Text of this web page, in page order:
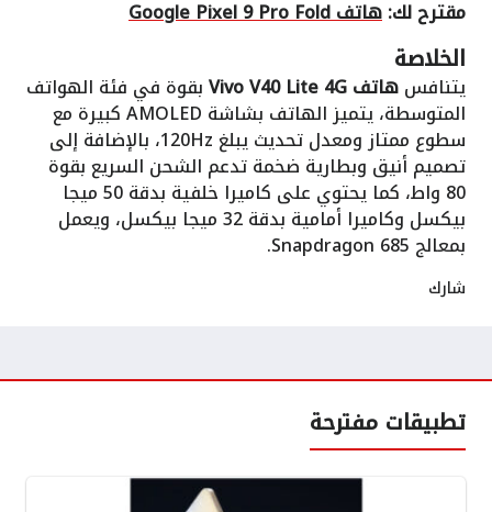
مقترح لك:هاتف Google Pixel 9 Pro Fold
الخلاصة
يتنافسهاتف Vivo V40 Lite 4G بقوة في فئة الهواتف
المتوسطة، يتميز الهاتف بشاشة AMOLED كبيرة مع
سطوع ممتاز ومعدل تحديث يبلغ 120Hz، بالإضافة إلى
تصميم أنيق وبطارية ضخمة تدعم الشحن السريع بقوة
80 واط، كما يحتوي على كاميرا خلفية بدقة 50 ميجا
بيكسل وكاميرا أمامية بدقة 32 ميجا بيكسل، ويعمل
بمعالج Snapdragon 685.
شارك
تطبيقات مفترحة